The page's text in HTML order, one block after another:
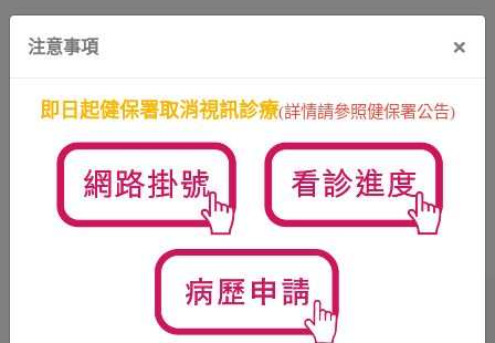
注意事項 ×
即日起健保署取消視訊診療(詳情請參照健保署公告)